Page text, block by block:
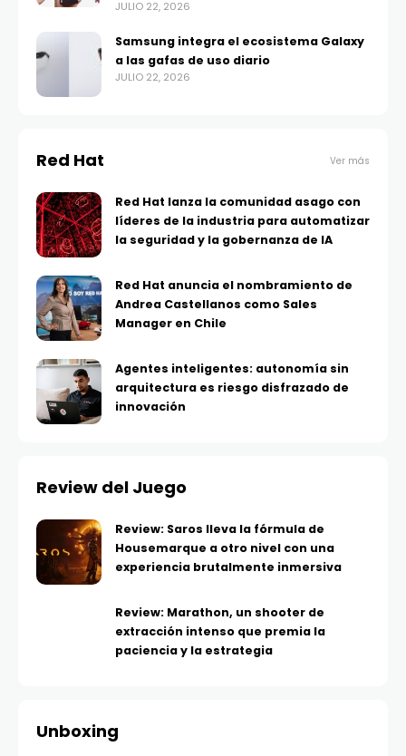
JULIO 22, 2026
Samsung integra el ecosistema Galaxy
a las gafas de uso diario
JULIO 22, 2026
Red Hat Ver más
Red Hat lanza la comunidad asago con
líderes de la industria para automatizar
la seguridad y la gobernanza de IA
Red Hat anuncia el nombramiento de
Andrea Castellanos como Sales
Manager en Chile
Agentes inteligentes: autonomía sin
arquitectura es riesgo disfrazado de
innovación
Review del Juego
Review: Saros lleva la fórmula de
Housemarque a otro nivel con una
experiencia brutalmente inmersiva
Review: Marathon, un shooter de
extracción intenso que premia la
paciencia y la estrategia
Unboxing